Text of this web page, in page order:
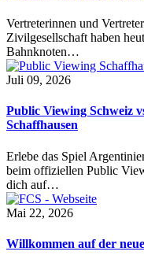
Vertreterinnen und
Zivilgesellschaft haben
Bahnknoten…
Juli 09, 2026
Public Viewing Schweiz
Schaffhausen
Erlebe das Spiel
beim offiziellen Public
dich auf…
Mai 22, 2026
Willkommen auf der